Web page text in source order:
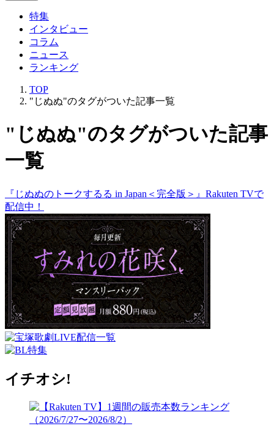
特集
インタビュー
コラム
ニュース
ランキング
TOP
"じぬぬ"のタグがついた記事一覧
"じぬぬ"のタグがついた記事
一覧
『じぬぬのトークするる in Japan＜完全版＞』Rakuten TVで
配信中！
イチオシ!